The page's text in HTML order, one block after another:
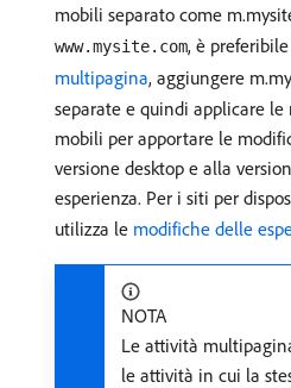
mobili separato come
www.mysite.com, è preferibile
multipagina, aggiungere
separate e quindi applicare
mobili per apportare le
versione desktop e alla
esperienza. Per i siti per
utilizza le modifiche delle
NOTA
Le attività
le attività in cui la